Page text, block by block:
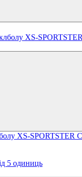
XS-SPORTSTER
5 одиниць